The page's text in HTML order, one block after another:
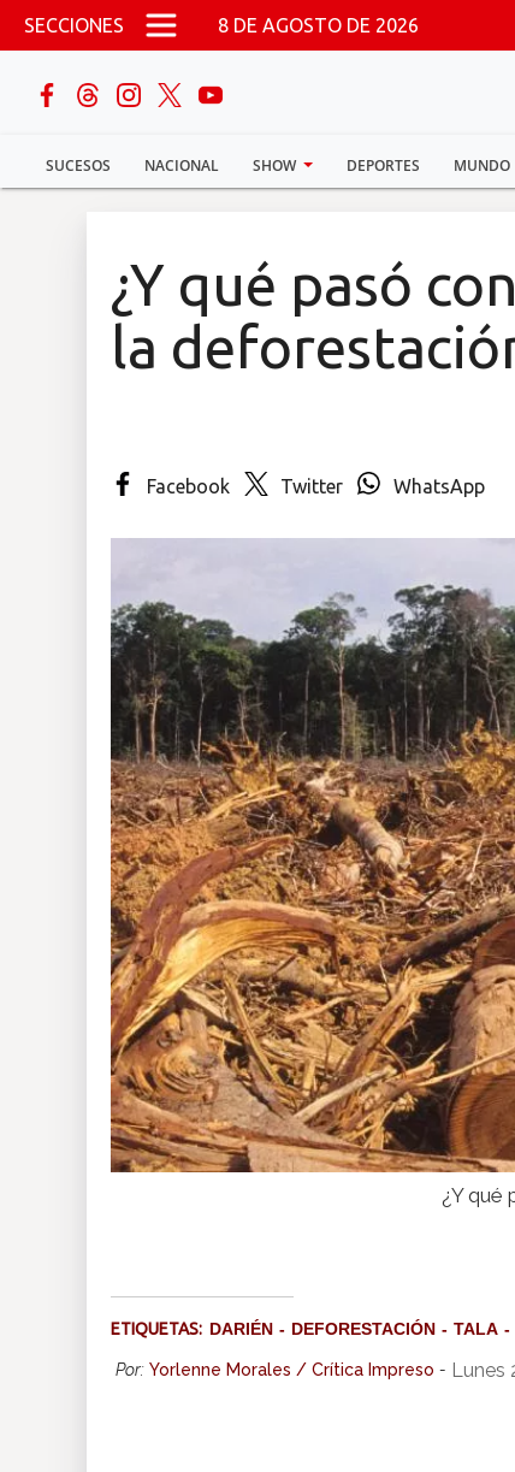
Pasar al contenido principal
SECCIONES 8 DE AGOSTO DE 2026
SUCESOS NACIONAL SHOW DEPORTES MUNDO
buscar
Sucesos
Multimedia
¿Y qué pasó
la
Facebook Twitter WhatsApp
¿Y qué
ETIQUETAS: DARIÉN DEFORESTACIÓN TALA
Por: Yorlenne Morales / Crítica Impreso - Lunes